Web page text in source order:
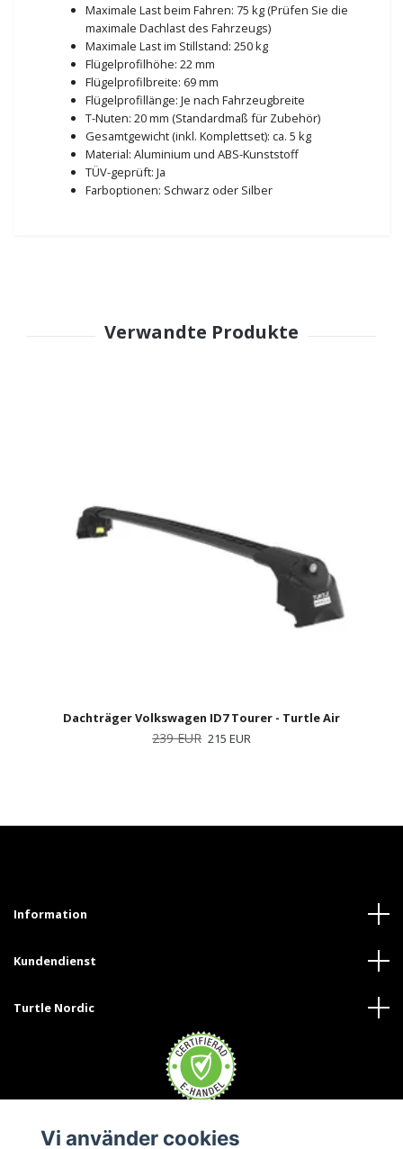
Maximale Last beim Fahren: 75 kg (Prüfen Sie die
maximale Dachlast des Fahrzeugs)
Maximale Last im Stillstand: 250 kg
Flügelprofilhöhe: 22 mm
Flügelprofilbreite: 69 mm
Flügelprofillänge: Je nach Fahrzeugbreite
T-Nuten: 20 mm (Standardmaß für Zubehör)
Gesamtgewicht (inkl. Komplettset): ca. 5 kg
Material: Aluminium und ABS-Kunststoff
TÜV-geprüft: Ja
Farboptionen: Schwarz oder Silber
Dachträger Volkswagen ID7 Tourer - Turtle Air
239 EUR 215 EUR
Information
Kundendienst
Turtle Nordic
Vi använder cookies